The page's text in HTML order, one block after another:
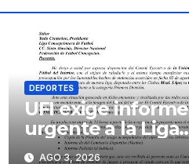
DEPORTES
UFI exige informe
urgente a la Liga
Concepcionera
AGO 3, 2026